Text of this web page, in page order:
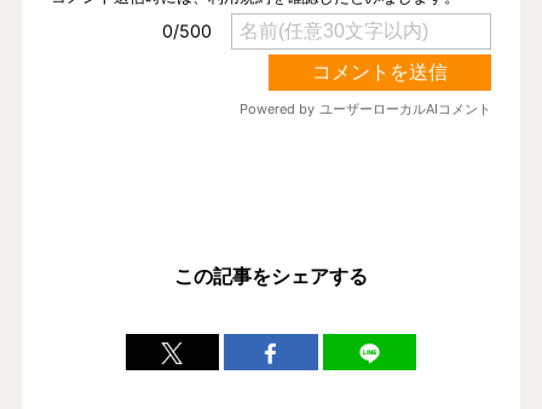
この記事をシェアする